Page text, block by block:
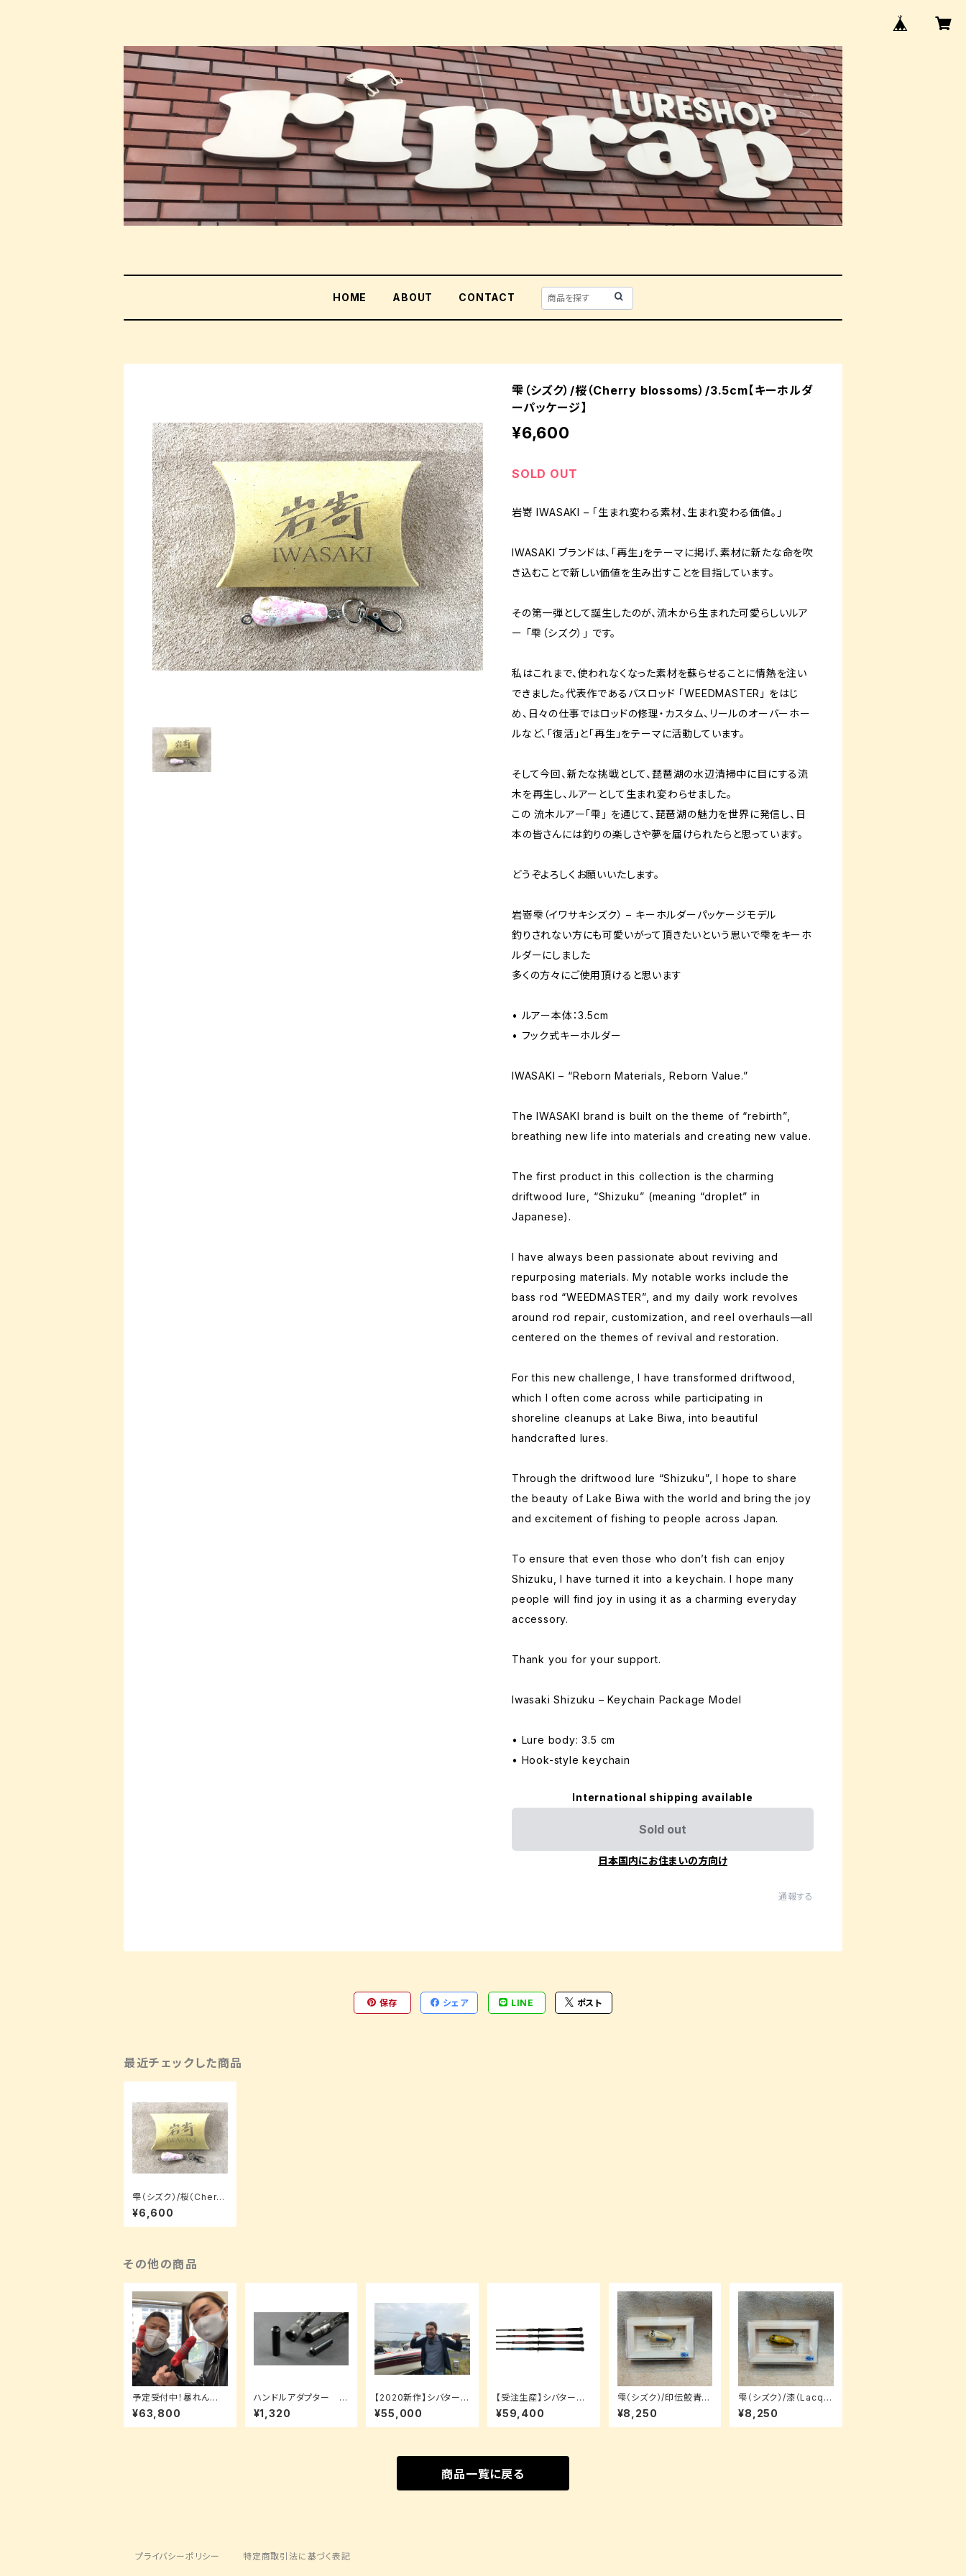
HOME ABOUT CONTACT
雫（シズク）/桜（Cherry blossoms）/3.5cm【キーホルダ
ーパッケージ】
¥6,600
SOLD OUT
岩嵜 IWASAKI – 「生まれ変わる素材、生まれ変わる価値。」
IWASAKI ブランドは、「再生」をテーマに掲げ、素材に新たな命を吹
き込むことで新しい価値を生み出すことを目指しています。
その第一弾として誕生したのが、流木から生まれた可愛らしいルア
ー 「雫（シズク）」 です。
私はこれまで、使われなくなった素材を蘇らせることに情熱を注い
できました。代表作であるバスロッド 「WEEDMASTER」 をはじ
め、日々の仕事ではロッドの修理・カスタム、リールのオーバーホー
ルなど、「復活」と「再生」をテーマに活動しています。
そして今回、新たな挑戦として、琵琶湖の水辺清掃中に目にする流
木を再生し、ルアーとして生まれ変わらせました。
この 流木ルアー「雫」 を通じて、琵琶湖の魅力を世界に発信し、日
本の皆さんには釣りの楽しさや夢を届けられたらと思っています。
どうぞよろしくお願いいたします。
岩嵜雫（イワサキシズク） – キーホルダーパッケージモデル
釣りされない方にも可愛いがって頂きたいという思いで雫をキーホ
ルダーにしました
多くの方々にご使用頂けると思います
• ルアー本体：3.5cm
• フック式キーホルダー
IWASAKI – “Reborn Materials, Reborn Value.”
The IWASAKI brand is built on the theme of “rebirth”,
breathing new life into materials and creating new value.
The first product in this collection is the charming
driftwood lure, “Shizuku” (meaning “droplet” in
Japanese).
I have always been passionate about reviving and
repurposing materials. My notable works include the
bass rod “WEEDMASTER”, and my daily work revolves
around rod repair, customization, and reel overhauls—all
centered on the themes of revival and restoration.
For this new challenge, I have transformed driftwood,
which I often come across while participating in
shoreline cleanups at Lake Biwa, into beautiful
handcrafted lures.
Through the driftwood lure “Shizuku”, I hope to share
the beauty of Lake Biwa with the world and bring the joy
and excitement of fishing to people across Japan.
To ensure that even those who don’t fish can enjoy
Shizuku, I have turned it into a keychain. I hope many
people will find joy in using it as a charming everyday
accessory.
Thank you for your support.
Iwasaki Shizuku – Keychain Package Model
• Lure body: 3.5 cm
• Hook-style keychain
International shipping available
Sold out
日本国内にお住まいの方向け
通報する
保存 シェア LINE ポスト
最近チェックした商品
雫（シズク）/桜（Cherry
blossoms）/3.5cm
【キーホルダーパッケー
ジ】
¥6,600
その他の商品
予定受付中！暴れん棒
4.6ft PISTON （茶色）
【限定3本】
¥63,800
ハンドルアダプター 富
士工業
¥1,320
【2020新作】シバタース
ティック5.6-XH 炎上フ
ロッグ 【受注生産】
¥55,000
【受注生産】シバタース
ティック 8.2-5X 炎上キ
ック
¥59,400
雫（シズク）/印伝鮫青海
波（Shark Seigaiha）/
3.5cm【ルアーパッケー
ジ】
¥8,250
雫（シズク）/漆（Lacqu
er）/3.5cm【ルアーパッ
ケージ】
¥8,250
商品一覧に戻る
プライバシーポリシー 特定商取引法に基づく表記